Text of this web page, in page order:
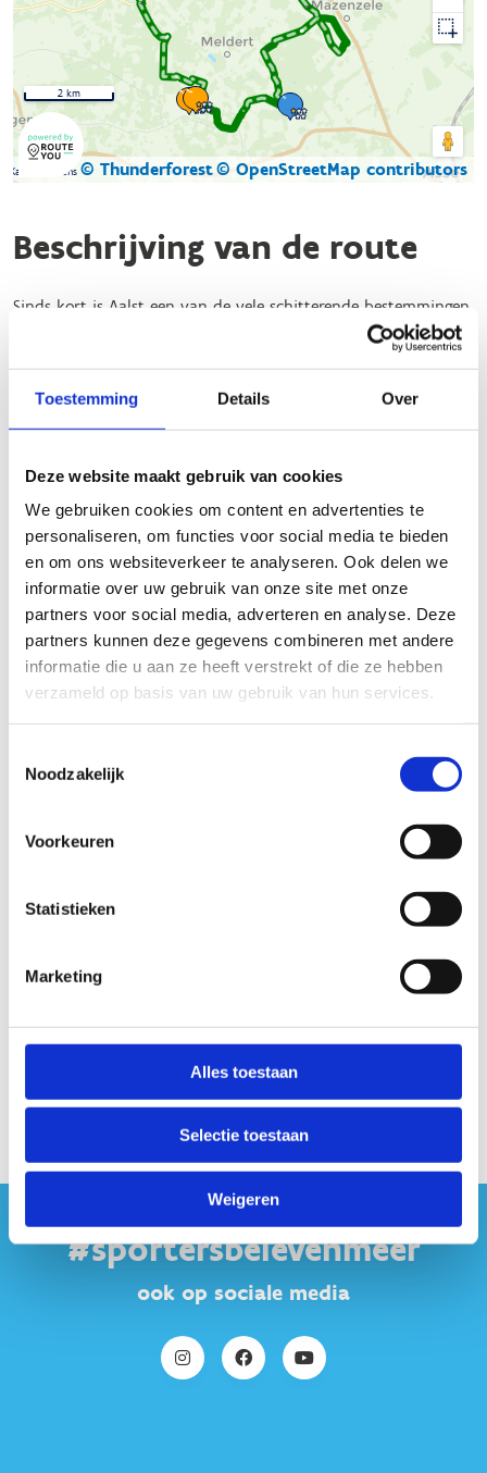
Toestemming Details Over
Deze website maakt gebruik van cookies
We gebruiken cookies om content en advertenties te
personaliseren, om functies voor social media te bieden
en om ons websiteverkeer te analyseren. Ook delen we
informatie over uw gebruik van onze site met onze
partners voor social media, adverteren en analyse. Deze
partners kunnen deze gegevens combineren met andere
informatie die u aan ze heeft verstrekt of die ze hebben
verzameld op basis van uw gebruik van hun services.
Noodzakelijk
Voorkeuren
Statistieken
Marketing
Alles toestaan
Selectie toestaan
Weigeren
Kaartgegevens © Thunderforest© OpenStreetMap contributors
2 km
Beschrijving van de route
Sinds kort is Aalst een van de vele schitterende bestemmingen
in Oost-Vlaanderen met een officieel erkende ruiter- en
Deze ontwikkeling opent de deuren naar een wereld van
avontuur te paard, waar ruiters en menners kunnen genieten
gelegen aan de Spoorstraat 1 in Baardegem, waar menners
voldoende parkeergelegenheid vinden. Een tweede startpunt is
beschikbaar aan café Stinne, gevestigd aan de Putstraat 116 in
Deze route is opgedeeld in drie duidelijk bewegwijzerde lussen.
De kortste lus, met een lengte van 12 km, is exclusief voor
ruiters. De twee langere lussen, van 18,5 km en 28 km, zijn
zowel geschikt voor ruiters als menners. Deze routes bestaan
Alle lussen bevinden zich voornamelijk in de groene oase van
Spoorstraat
#sportersbelevenmeer
ook op sociale media